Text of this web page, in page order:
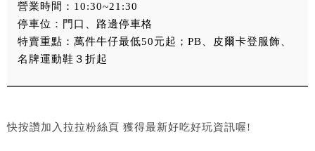
營業時間：10:30~21:30
停車位：門口、路邊停車格
特賣重點：萬件牛仔最低50元起；PB、皮爾卡登服飾、
名牌運動鞋３折起
快按讚加入拉拉粉絲頁 獲得最新好吃好玩資訊喔!